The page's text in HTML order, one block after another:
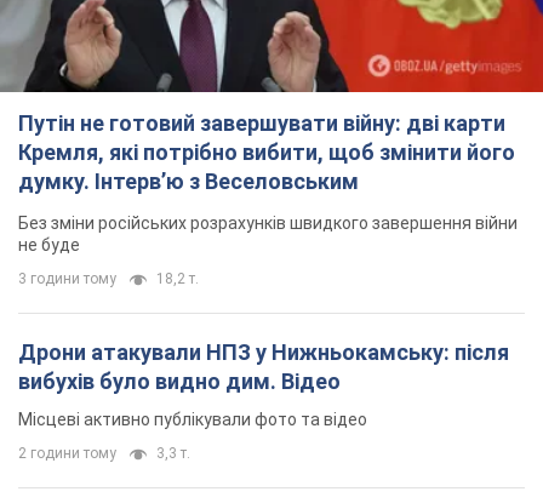
Путін не готовий завершувати війну: дві карти
Кремля, які потрібно вибити, щоб змінити його
думку. Інтерв’ю з Веселовським
Без зміни російських розрахунків швидкого завершення війни
не буде
3 години тому 18,2 т.
Дрони атакували НПЗ у Нижньокамську: після
вибухів було видно дим. Відео
Місцеві активно публікували фото та відео
2 години тому 3,3 т.